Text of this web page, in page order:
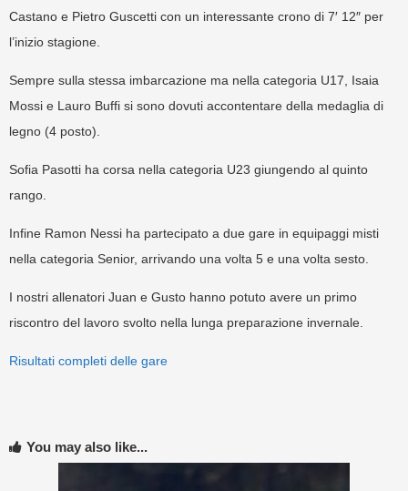
Castano e Pietro Guscetti con un interessante crono di 7′ 12″ per
l’inizio stagione.
Sempre sulla stessa imbarcazione ma nella categoria U17, Isaia
Mossi e Lauro Buffi si sono dovuti accontentare della medaglia di
legno (4 posto).
Sofia Pasotti ha corsa nella categoria U23 giungendo al quinto
rango.
Infine Ramon Nessi ha partecipato a due gare in equipaggi misti
nella categoria Senior, arrivando una volta 5 e una volta sesto.
I nostri allenatori Juan e Gusto hanno potuto avere un primo
riscontro del lavoro svolto nella lunga preparazione invernale.
Risultati completi delle gare
You may also like...